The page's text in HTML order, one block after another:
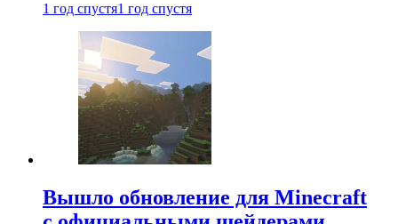
1 год спустя1 год спустя
Вышло обновление для Minecraft